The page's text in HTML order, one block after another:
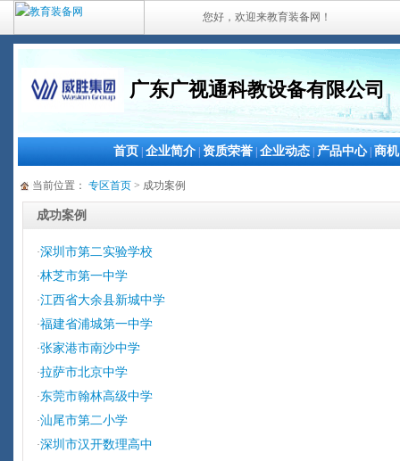
您好，欢迎来教育装备网！
广东广视通科教设备有限公司
首页 企业简介 资质荣誉 企业动态 产品中心| 商机
当前位置： 专区首页 > 成功案例
成功案例
·深圳市第二实验学校
·林芝市第一中学
·江西省大余县新城中学
·福建省浦城第一中学
·张家港市南沙中学
·拉萨市北京中学
·东莞市翰林高级中学
·汕尾市第二小学
·深圳市汉开数理高中